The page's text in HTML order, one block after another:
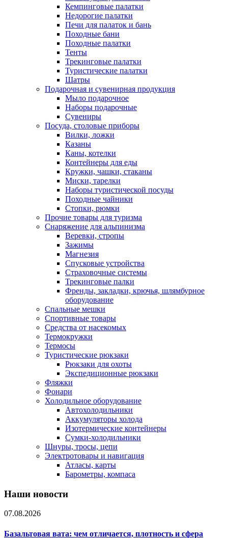
Кемпинговые палатки
Недорогие палатки
Печи для палаток и бань
Походные бани
Походные палатки
Тенты
Трекинговые палатки
Туристические палатки
Шатры
Подарочная и сувенирная продукция
Мыло подарочное
Наборы подарочные
Сувениры
Посуда, столовые приборы
Вилки, ложки
Казаны
Каны, котелки
Контейнеры для еды
Кружки, чашки, стаканы
Миски, тарелки
Наборы туристической посуды
Походные чайники
Стопки, рюмки
Прочие товары для туризма
Снаряжение для альпинизма
Веревки, стропы
Зажимы
Магнезия
Спусковые устройства
Страховочные системы
Трекинговые палки
Френды, закладки, крючья, шлямбурное
оборудование
Спальные мешки
Спортивные товары
Средства от насекомых
Термокружки
Термосы
Туристические рюкзаки
Рюкзаки для охоты
Экспедиционные рюкзаки
Фляжки
Фонари
Холодильное оборудование
Автохолодильники
Аккумуляторы холода
Изотермические контейнеры
Сумки-холодильники
Шнуры, тросы, цепи
Электротовары и навигация
Атласы, карты
Барометры, компаса
Наши новости
07.08.2026
Базальтовая вата: чем отличается, плотность и сфера